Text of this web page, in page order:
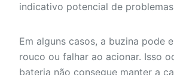
indicativo potencial de
Em alguns casos, a buzina pode
rouco ou falhar ao acionar. Isso
bateria não consegue manter a